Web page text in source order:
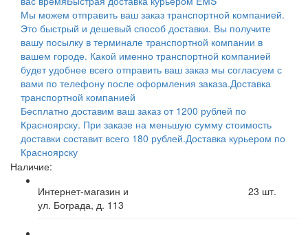
Мы можем отправить ваш заказ транспортной компанией.
Это быстрый и дешевый способ доставки. Вы получите
вашу посылку в терминале транспортной компании в
вашем городе. Какой именно транспортной компанией
будет удобнее всего отправить ваш заказ мы согласуем с
вами по телефону после оформления заказа.Доставка
транспортной компанией
Бесплатно доставим ваш заказ от 1200 рублей по
Красноярску. При заказе на меньшую сумму стоимость
доставки составит всего 180 рублей.Доставка курьером по
Красноярску
Наличие:
Интернет-магазин и
ул. Бограда, д. 113
23 шт.